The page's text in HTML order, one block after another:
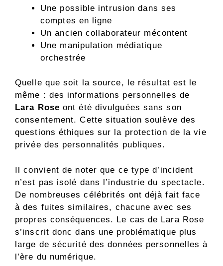
Une possible intrusion dans ses
comptes en ligne
Un ancien collaborateur mécontent
Une manipulation médiatique
orchestrée
Quelle que soit la source, le résultat est le
même : des informations personnelles de
Lara Rose ont été divulguées sans son
consentement. Cette situation soulève des
questions éthiques sur la protection de la vie
privée des personnalités publiques.
Il convient de noter que ce type d’incident
n’est pas isolé dans l’industrie du spectacle.
De nombreuses célébrités ont déjà fait face
à des fuites similaires, chacune avec ses
propres conséquences. Le cas de Lara Rose
s’inscrit donc dans une problématique plus
large de sécurité des données personnelles à
l’ère du numérique.